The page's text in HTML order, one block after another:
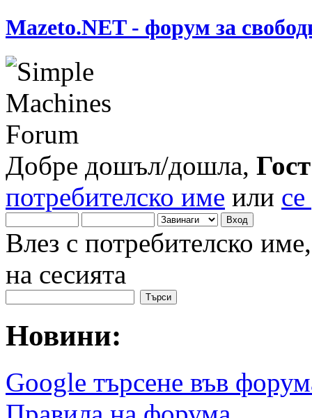
Mazeto.NET - форум за
Добре дошъл/дошла, Гост
потребителско име или
Влез с потребителско
на сесията
Новини:
Google търсене във